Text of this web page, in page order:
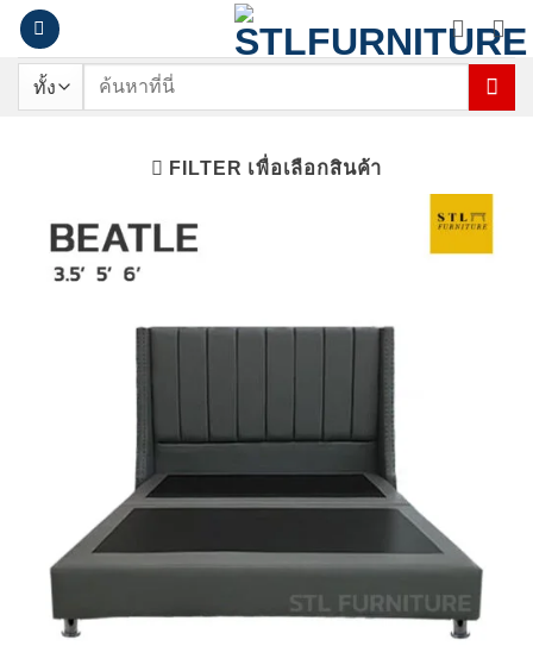
ข้าม
เนื้อหา
ค้นหา:
FILTER เพื่อเลือกสินค้า